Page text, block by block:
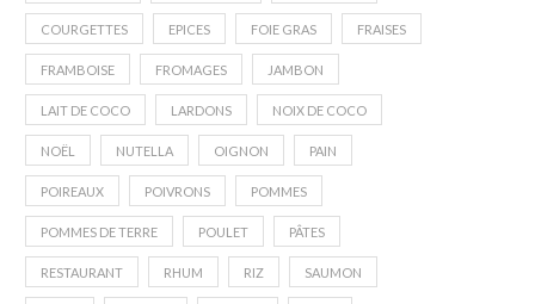
COURGETTES EPICES FOIE GRAS FRAISES
FRAMBOISE FROMAGES JAMBON
LAIT DE COCO LARDONS NOIX DE COCO
NOËL NUTELLA OIGNON PAIN
POIREAUX POIVRONS POMMES
POMMES DE TERRE POULET PÂTES
RESTAURANT RHUM RIZ SAUMON